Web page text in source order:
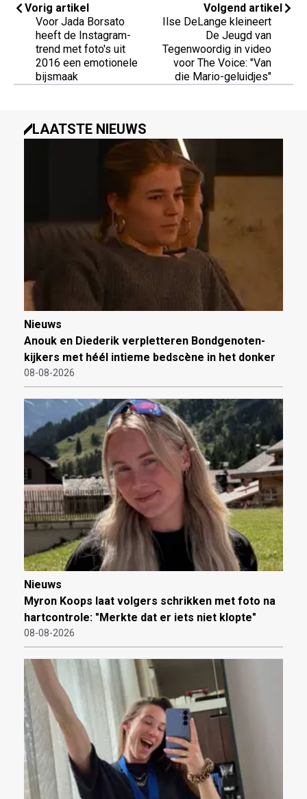
Vorig artikel
Voor Jada Borsato
heeft de Instagram-
trend met foto's uit
2016 een emotionele
bijsmaak
Volgend artikel
Ilse DeLange kleineert
De Jeugd van
Tegenwoordig in video
voor The Voice: "Van
die Mario-geluidjes"
LAATSTE NIEUWS
Nieuws
Anouk en Diederik verpletteren Bondgenoten-
kijkers met héél intieme bedscène in het donker
08-08-2026
Nieuws
Myron Koops laat volgers schrikken met foto na
hartcontrole: "Merkte dat er iets niet klopte"
08-08-2026